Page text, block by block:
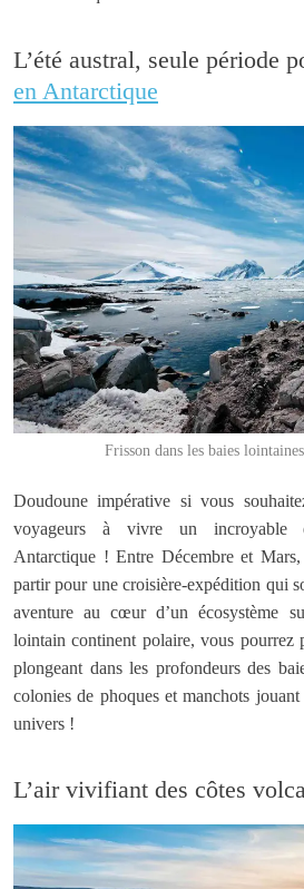
L’été austral, seule période
en Antarctique
Frisson dans les baies
Doudoune impérative si vous
voyageurs à vivre un incroyable
Antarctique ! Entre Décembre et
partir pour une croisière-expédition qui
aventure au cœur d’un écosystème
lointain continent polaire, vous pourrez
plongeant dans les profondeurs des
colonies de phoques et manchots
univers !
L’air vivifiant des côtes